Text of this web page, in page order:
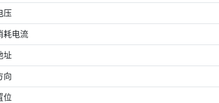
压
耗电流
址
向
位